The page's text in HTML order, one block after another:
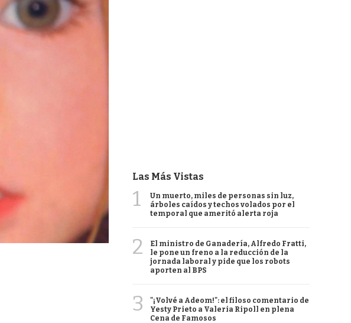
Las Más Vistas
1
Un muerto, miles de personas sin luz,
árboles caídos y techos volados por el
temporal que ameritó alerta roja
2
El ministro de Ganadería, Alfredo Fratti,
le pone un freno a la reducción de la
jornada laboral y pide que los robots
aporten al BPS
3
"¡Volvé a Adeom!": el filoso comentario de
Yesty Prieto a Valeria Ripoll en plena
Cena de Famosos